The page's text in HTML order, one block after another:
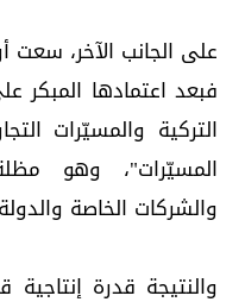
على الجانب الآخر، سعت
التركية والمسيّرات
المسيّرات"، وهو
والشركات الخاصة